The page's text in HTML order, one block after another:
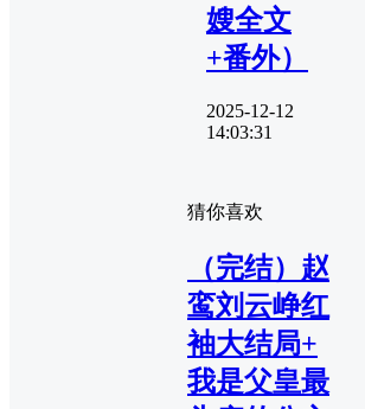
嫂全文
+番外）
2025-12-12
14:03:31
猜你喜欢
（完结）赵
鸾刘云峥红
袖大结局+
我是父皇最